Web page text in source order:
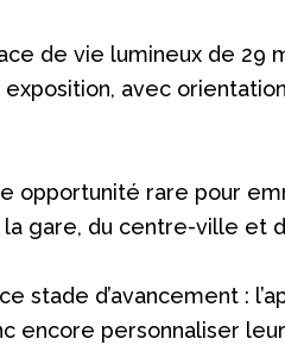
de vie lumineux de 29
avec
opportunité rare pour
gare, du centre-ville et
stade d’avancement :
encore personnaliser